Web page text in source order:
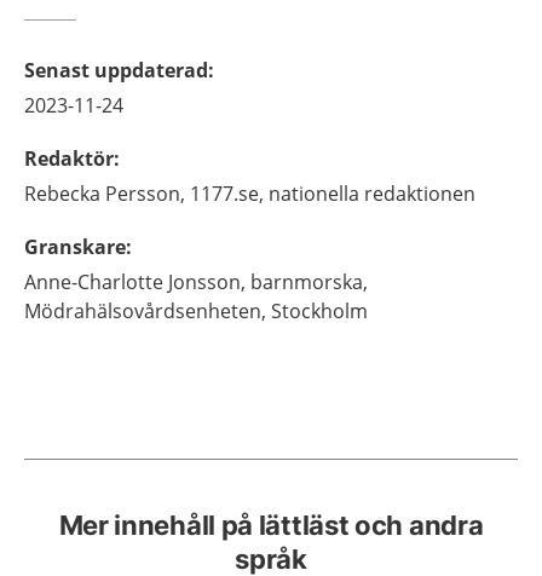
Senast uppdaterad:
2023-11-24
Redaktör:
Rebecka Persson, 1177.se, nationella redaktionen
Granskare:
Anne-Charlotte Jonsson, barnmorska,
Mödrahälsovårdsenheten, Stockholm
Mer innehåll på lättläst och andra
språk